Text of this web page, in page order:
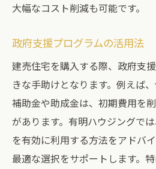
大幅なコスト削減も可能です。
政府支援プログラムの活用法
建売住宅を購入する際、政府支
きな手助けとなります。例えば
補助金や助成金は、初期費用を
があります。有明ハウジングで
を有効に利用する方法をアドバ
最適な選択をサポートします。